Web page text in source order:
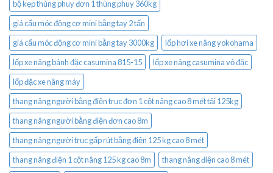
bộ kẹp thùng phuy đơn 1 thùng phuy 360kg
giá cẩu móc động cơ mini bằng tay 2 tấn
giá cẩu móc động cơ mini bằng tay 3000kg
lốp hơi xe nâng yokohama
lốp xe nâng bánh đặc casumina 815-15
lốp xe nâng casumina vỏ đặc
lốp đặc xe nâng máy
thang nâng người bằng điện trục đơn 1 cột nâng cao 8 mét tải 125kg
thang nâng người bằng điện đơn cao 8m
thang nâng người trục gấp rút bằng điện 125 kg cao 8 mét
thang nâng điện 1 cột nâng 125 kg cao 8m
thang nâng điện cao 8 mét